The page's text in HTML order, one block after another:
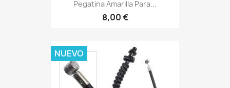
Pegatina Amarilla Para...
8,00 €
NUEVO